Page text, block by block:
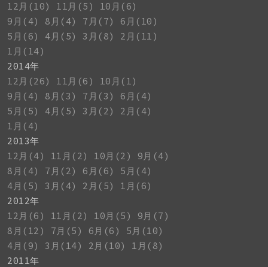
12月(10)
11月(5)
10月(6)
9月(4)
8月(4) 7月(7)
6月(10)
5月(6)
4月(5) 3月(8)
2月(11)
1月(14)
2014年
12月(26)
11月(6)
10月(1)
9月(4)
8月(3) 7月(3)
6月(4)
5月(5)
4月(5) 3月(2)
2月(4)
1月(4)
2013年
12月(4)
11月(2) 10月(2)
9月(4)
8月(4)
7月(2) 6月(6)
5月(4)
4月(5)
3月(4) 2月(5)
1月(6)
2012年
12月(6)
11月(2) 10月(5)
9月(7)
8月(12)
7月(5) 6月(6)
5月(10)
4月(9)
3月(14) 2月(10)
1月(8)
2011年